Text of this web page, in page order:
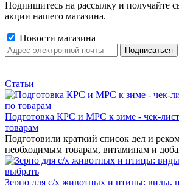
Подпишитесь на рассылку и получайте
акции нашего магазина.
Новости магазина
Статьи
Подготовка КРС и МРС к зиме - чек-
товарам
Подготовили краткий список дел и
необходимым товарам, витаминам и
Зерно для с/х животных и птицы: виды,